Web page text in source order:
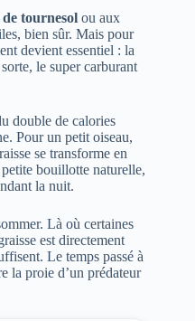
tournesol ou aux
bien sûr. Mais pour
devient essentiel : la
le super carburant
double de calories
Pour un petit oiseau,
se transforme en
bouillotte naturelle,
la nuit.
Là où certaines
est directement
Le temps passé à
la proie d’un prédateur